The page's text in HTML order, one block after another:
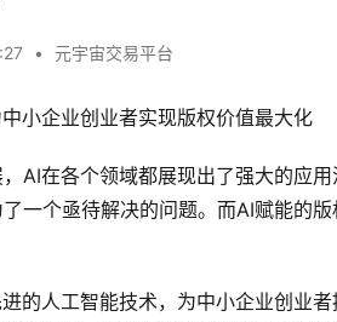
• 元宇宙交易平台
小企业创业者实现版权价值最大化
AI在各个领域都展现出了强大的应
一个亟待解决的问题。而AI赋能的
的人工智能技术，为中小企业创业